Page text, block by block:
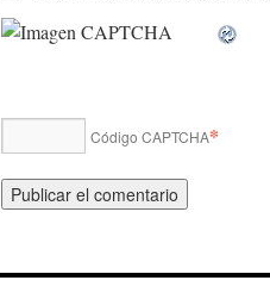
Código CAPTCHA*